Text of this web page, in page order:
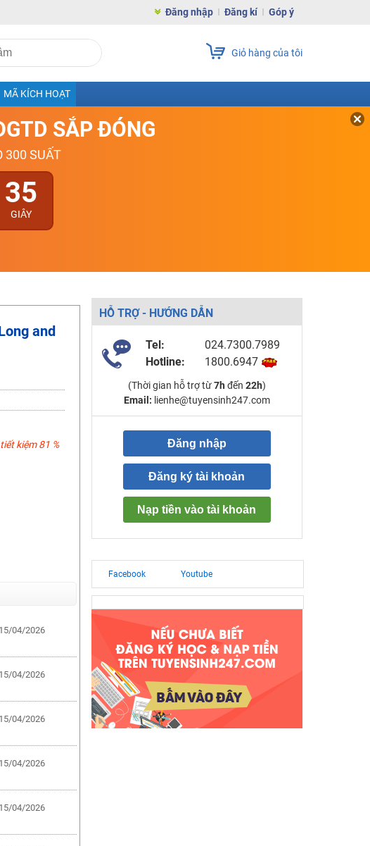
Đăng nhập Đăng kí Góp ý
Giỏ hàng của tôi
MÃ KÍCH HOẠT
SẮP ĐÓNG
300 SUẤT
34
GIÂY
and
tiết kiệm 81 %
04/2026
04/2026
04/2026
04/2026
04/2026
HỖ TRỢ - HƯỚNG DẪN
Tel:
024.7300.7989
Hotline:
1800.6947
(Thời gian hỗ trợ từ7h đến 22h)
Email: lienhe@tuyensinh247.com
Đăng nhập
Đăng ký tài khoản
Nạp tiền vào tài khoản
Facebook Youtube